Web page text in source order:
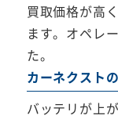
買取価格が高
ます。オペレ
た。
カーネクスト
バッテリが上